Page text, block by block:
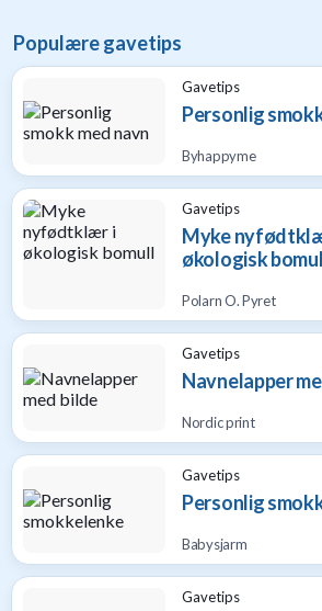
Populære gavetips
Gavetips
Personlig
Byhappyme
Gavetips
Myke
økologisk
Polarn O. Pyret
Gavetips
Navnelapper
Nordic print
Gavetips
Personlig
Babysjarm
Gavetips